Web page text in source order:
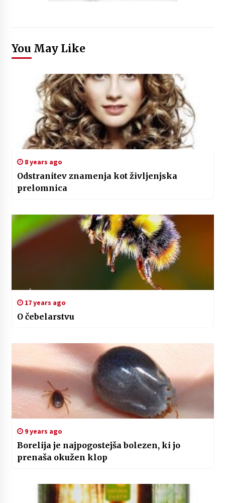
You May Like
8 years ago
Odstranitev znamenja kot življenjska
prelomnica
17 years ago
O čebelarstvu
9 years ago
Borelija je najpogostejša bolezen, ki jo
prenaša okužen klop